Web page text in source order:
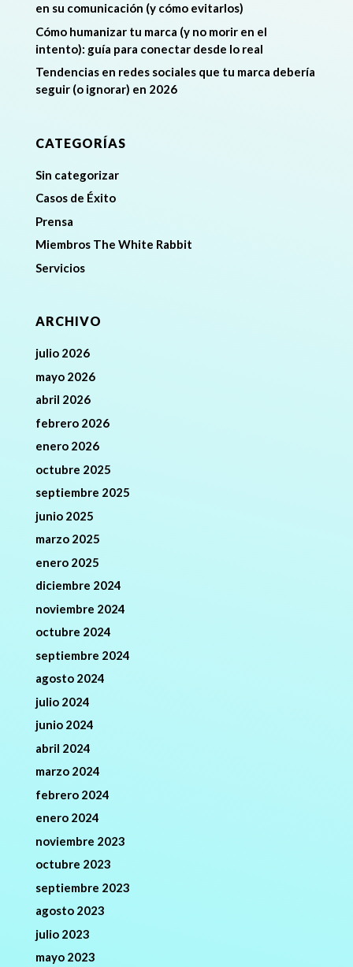
en su comunicación (y cómo evitarlos)
Cómo humanizar tu marca (y no morir en el
intento): guía para conectar desde lo real
Tendencias en redes sociales que tu marca debería
seguir (o ignorar) en 2026
CATEGORÍAS
Sin categorizar
Casos de Éxito
Prensa
Miembros The White Rabbit
Servicios
ARCHIVO
julio 2026
mayo 2026
abril 2026
febrero 2026
enero 2026
octubre 2025
septiembre 2025
junio 2025
marzo 2025
enero 2025
diciembre 2024
noviembre 2024
octubre 2024
septiembre 2024
agosto 2024
julio 2024
junio 2024
abril 2024
marzo 2024
febrero 2024
enero 2024
noviembre 2023
octubre 2023
septiembre 2023
agosto 2023
julio 2023
mayo 2023